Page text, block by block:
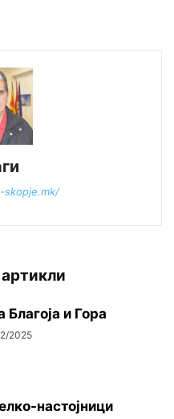
Благоја и Гора
2025
настојници